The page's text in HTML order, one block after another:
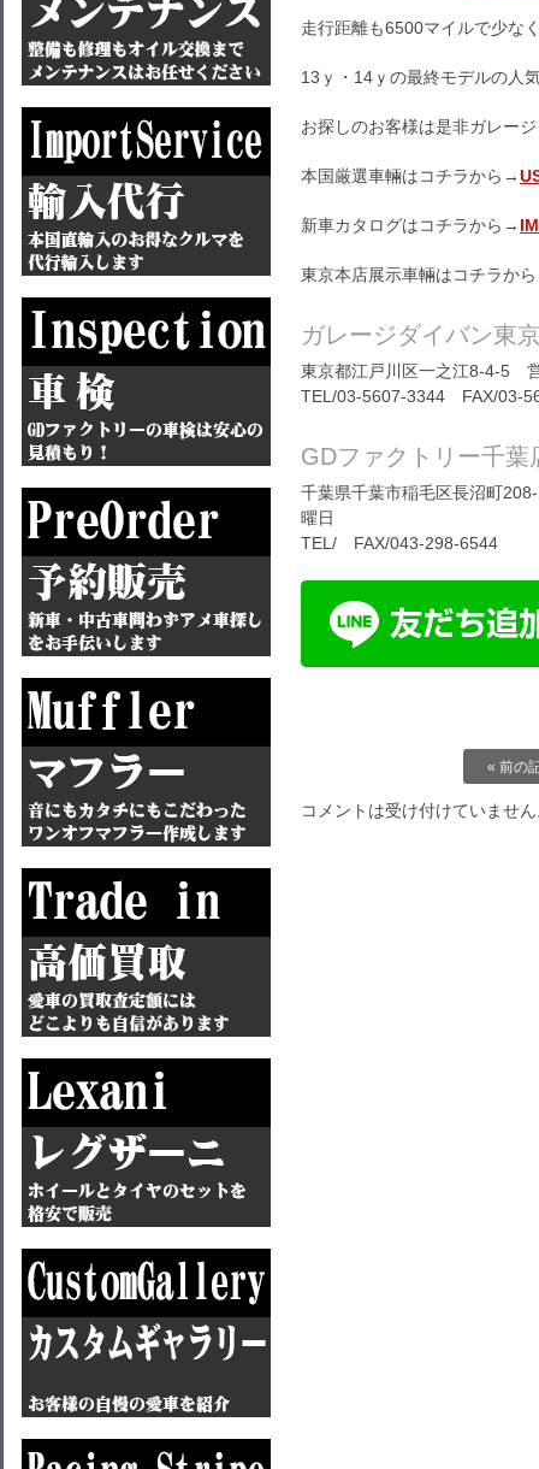
走行距離も6500マイルで少な
13ｙ・14ｙの最終モデルの人
お探しのお客様は是非ガレー
本国厳選車輛はコチラから→
新車カタログはコチラから→
東京本店展示車輛はコチラか
ガレージダイバン東
東京都江戸川区一之江8-4-5
TEL/03-5607-3344 FAX/03-
GDファクトリー千葉
千葉県千葉市稲毛区長沼町
曜日
TEL/ FAX/043-298-6544
« 前の
コメントは受け付けていませ